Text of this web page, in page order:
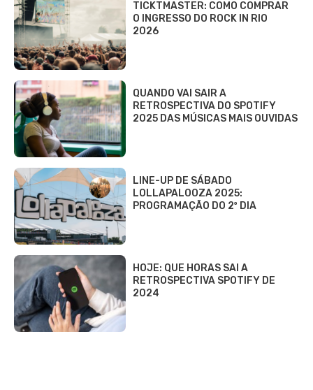
TICKTMASTER: COMO COMPRAR
O INGRESSO DO ROCK IN RIO
2026
QUANDO VAI SAIR A
RETROSPECTIVA DO SPOTIFY
2025 DAS MÚSICAS MAIS OUVIDAS
LINE-UP DE SÁBADO
LOLLAPALOOZA 2025:
PROGRAMAÇÃO DO 2º DIA
HOJE: QUE HORAS SAI A
RETROSPECTIVA SPOTIFY DE
2024